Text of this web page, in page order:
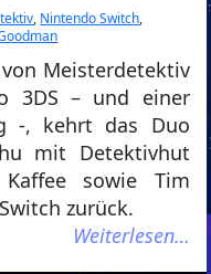
, Nintendo Switch,
Meisterdetektiv
3DS – und einer
-, kehrt das Duo
mit Detektivhut
sowie Tim
zurück.
Weiterlesen…